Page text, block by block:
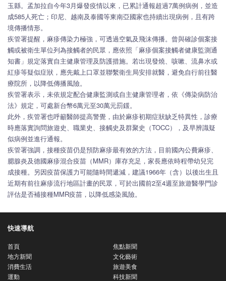
玉縣。孟加拉自今年3月爆發疫情以來，已累計通報超過7萬例病例，並造
成585人死亡；印尼、越南及泰國等東南亞國家也持續出現病例，且有跨
境傳播情形。
疾管署提醒，麻疹傳染力極強，可透過空氣及飛沫傳播。曾與確診個案接
觸或被衛生單位列為接觸者的民眾，應依照「麻疹個案接觸者健康監測通
知書」規定落實自主健康管理及防護措施。若出現發燒、咳嗽、流鼻水或
紅疹等疑似症狀，應先戴上口罩並聯繫衛生局安排就醫，避免自行前往醫
療院所，以降低傳播風險。
疾管署表示，未依規定配合健康監測或自主健康管理者，依《傳染病防治
法》規定，可處新台幣6萬元至30萬元罰鍰。
此外，疾管署也呼籲醫師提高警覺，由於麻疹初期症狀缺乏特異性，診療
時應落實詢問旅遊史、職業史、接觸史及群聚史（TOCC），及早辨識疑
似病例並進行通報。
疾管署強調，接種疫苗仍是預防麻疹最有效的方法，目前國內公費麻疹、
腮腺炎及德國麻疹混合疫苗（MMR）庫存充足，家長應依時程帶幼兒完
成接種。另因疫苗保護力可能隨時間遞減，建議1966年（含）以後出生且
近期有前往麻疹流行地區計畫的民眾，可於出國前2至4週至旅遊醫學門診
評估是否補接種MMR疫苗，以降低感染風險。
快速導航
首頁
焦點新聞
地方新聞
文化藝術
消費生活
旅遊美食
運動
科技新聞